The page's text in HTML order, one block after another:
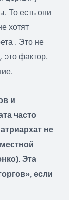
То есть они
хотят
. Это не
это фактор,
и
часто
не
Эта
если